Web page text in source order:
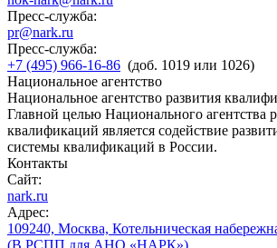
Пресс-служба:
pr@nark.ru
Пресс-служба:
+7 (495) 966-16-86 (доб. 1019 или 1026)
Национальное агентство
Национальное агентство развития
Главной целью Национального агентства
квалификаций является содействие
системы квалификаций в России.
Контакты
Сайт:
nark.ru
Адрес:
109240, Москва, Котельническая
(В РСПП для АНО «НАРК»)